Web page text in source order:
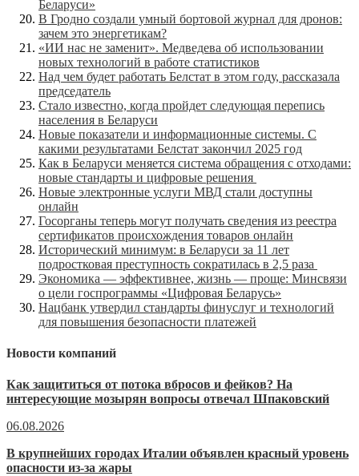
Беларуси»
В Гродно создали умный бортовой журнал для дронов:
зачем это энергетикам?
«ИИ нас не заменит». Медведева об использовании
новых технологий в работе статистиков
Над чем будет работать Белстат в этом году, рассказала
председатель
Стало известно, когда пройдет следующая перепись
населения в Беларуси
Новые показатели и информационные системы. С
какими результатами Белстат закончил 2025 год
Как в Беларуси меняется система обращения с отходами:
новые стандарты и цифровые решения
Новые электронные услуги МВД стали доступны
онлайн
Госорганы теперь могут получать сведения из реестра
сертификатов происхождения товаров онлайн
Исторический минимум: в Беларуси за 11 лет
подростковая преступность сократилась в 2,5 раза
Экономика — эффективнее, жизнь — проще: Минсвязи
о цели госпрограммы «Цифровая Беларусь»
Нацбанк утвердил стандарты финуслуг и технологий
для повышения безопасности платежей
Новости компаний
Как защититься от потока вбросов и фейков? На
интересующие мозырян вопросы отвечал Шпаковский
06.08.2026
В крупнейших городах Италии объявлен красный уровень
опасности из-за жары